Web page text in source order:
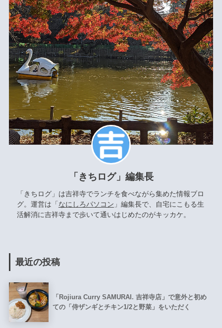
「きちログ」編集長
「きちログ」は吉祥寺でランチを食べながら集めた情報ブロ
グ。運営は「 なにしろパソコン 」編集長で、自宅にこもる生
活解消に吉祥寺まで歩いて通いはじめたのがキッカケ。
最近の投稿
「Rojiura Curry SAMURAI. 吉祥寺店」で意外と初め
ての「侍ザンギとチキン1/2と野菜」をいただく